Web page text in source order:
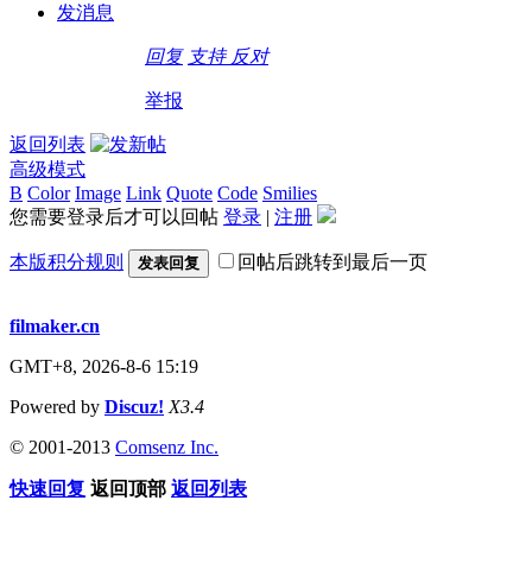
发消息
回复 支持 反对
举报
返回列表
高级模式
B Color Image Link Quote Code Smilies
您需要登录后才可以回帖 登录 | 注册
本版积分规则 发表回复 回帖后跳转到最后一页
filmaker.cn
GMT+8, 2026-8-6 15:19
Powered by Discuz! X3.4
© 2001-2013 Comsenz Inc.
快速回复 返回顶部 返回列表